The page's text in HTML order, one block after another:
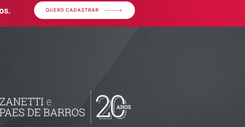
anterior?
QUERO CADASTRAR